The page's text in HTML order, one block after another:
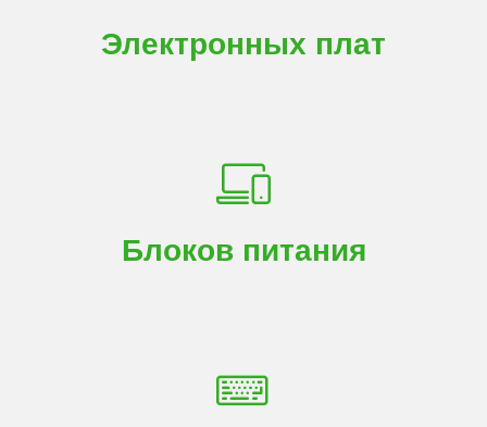
Электронных плат
Блоков питания